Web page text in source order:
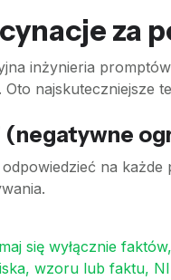
za
inżynieria
(negatywne
na
się wyłącznie
wzoru lub faktu,